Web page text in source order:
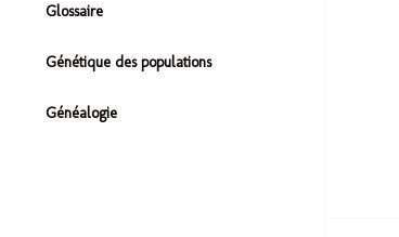
Glossaire
Génétique des populations
Généalogie